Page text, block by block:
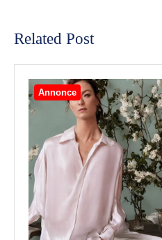
Related Post
Annonce